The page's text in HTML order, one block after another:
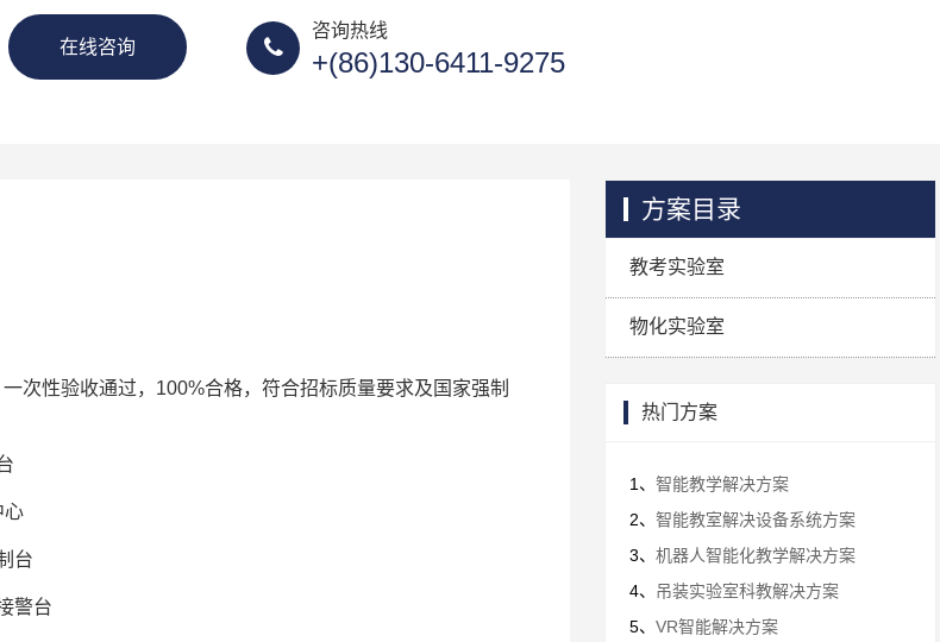
在线咨询
咨询热线
+(86)130-6411-9275
次性验收通过，100%合格，符合招标质量要求及国家强制
方案目录
教考实验室
物化实验室
热门方案
1、智能教学解决方案
2、智能教室解决设备系统方案
3、机器人智能化教学解决方案
4、 吊装实验室科教解决方案
5、VR智能解决方案